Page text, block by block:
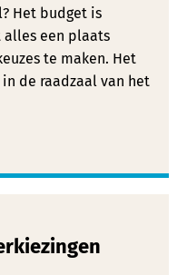
Het budget is
alles een plaats
te maken. Het
de raadzaal van het